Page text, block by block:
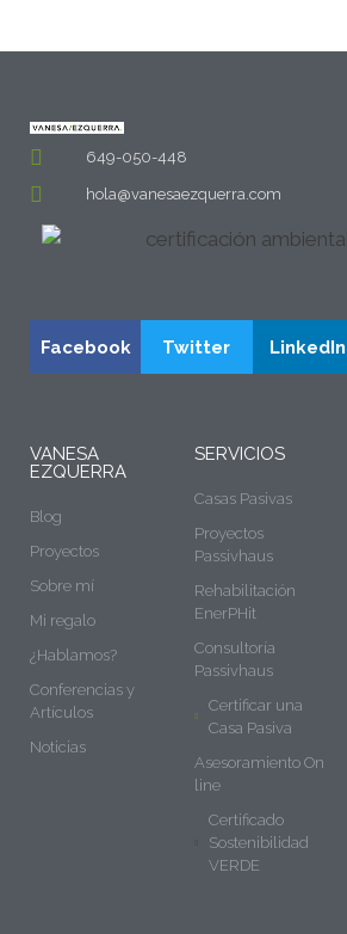
649-050-448
hola@vanesaezquerra.com
Facebook Twitter LinkedIn
VANESA
EZQUERRA
Blog
Proyectos
Sobre mí
Mi regalo
¿Hablamos?
Conferencias y
Artículos
Noticias
SERVICIOS
Casas Pasivas
Proyectos
Passivhaus
Rehabilitación
EnerPHit
Consultoría
Passivhaus
Certificar una
Casa Pasiva
Asesoramiento On
line
Certificado
Sostenibilidad
VERDE